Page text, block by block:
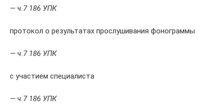
— ч.7 186 УПК
протокол о результатах прослушивания фонограммы
— ч.7 186 УПК
с участием специалиста
— ч.7 186 УПК